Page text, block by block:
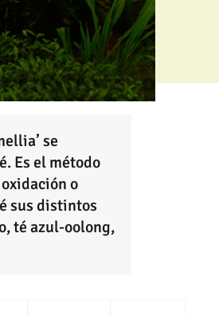
se
Es el método
o
sus distintos
té azul-oolong,